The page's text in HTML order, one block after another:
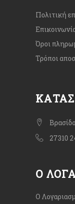
Πολιτική
Όροι
Τρόποι
27310
Ο
Ο